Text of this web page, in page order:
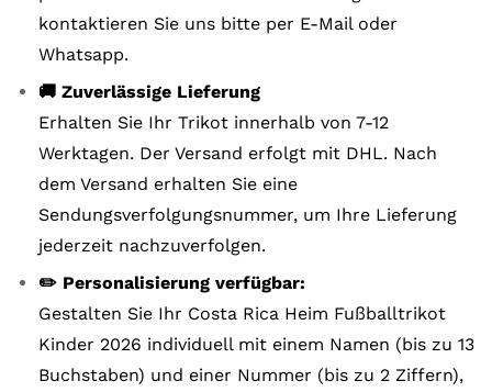
kontaktieren Sie uns bitte per E-Mail oder
Whatsapp.
🚚 Zuverlässige Lieferung
Erhalten Sie Ihr Trikot innerhalb von 7-12
Werktagen. Der Versand erfolgt mit DHL. Nach
dem Versand erhalten Sie eine
Sendungsverfolgungsnummer, um Ihre Lieferung
jederzeit nachzuverfolgen.
✏️ Personalisierung verfügbar:
Gestalten Sie Ihr Costa Rica Heim Fußballtrikot
Kinder 2026 individuell mit einem Namen (bis zu 13
Buchstaben) und einer Nummer (bis zu 2 Ziffern),